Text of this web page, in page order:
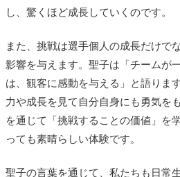
し、驚くほど成長していくのです。
また、挑戦は選手個人の成長だけで
影響を与えます。聖子は「チームが
は、観客に感動を与える」と語りま
力や成長を見て自分自身にも勇気を
を通じて「挑戦することの価値」を
っても素晴らしい体験です。
聖子の言葉を通じて、私たちも日常